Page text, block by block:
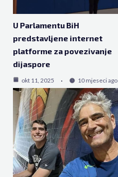
U Parlamentu BiH
predstavljene internet
platforme za povezivanje
dijaspore
okt 11, 2025 10 mjeseci ago